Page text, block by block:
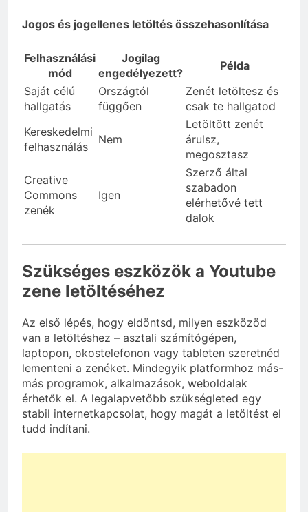
Jogos és jogellenes letöltés összehasonlítása
Felhasználási
mód
Jogilag
engedélyezett?
Példa
Saját célú
hallgatás
Országtól
függően
Zenét letöltesz és
csak te hallgatod
Kereskedelmi
felhasználás
Nem
Letöltött zenét
árulsz,
megosztasz
Creative
Commons
zenék
Igen
Szerző által
szabadon
elérhetővé tett
dalok
Szükséges eszközök a Youtube
zene letöltéséhez
Az első lépés, hogy eldöntsd, milyen eszközöd
van a letöltéshez – asztali számítógépen,
laptopon, okostelefonon vagy tableten szeretnéd
lementeni a zenéket. Mindegyik platformhoz más-
más programok, alkalmazások, weboldalak
érhetők el. A legalapvetőbb szükségleted egy
stabil internetkapcsolat, hogy magát a letöltést el
tudd indítani.